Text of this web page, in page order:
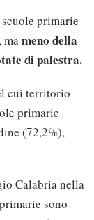
primarie
mameno della
di palestra.
cui territorio
primarie
(72,2%),
Calabria nella
sono